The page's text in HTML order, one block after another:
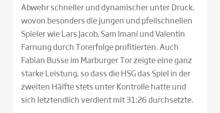
Abwehr schneller und dynamischer unter Druck,
wovon besonders die jungen und pfeilschnellen
Spieler wie Lars Jacob, Sam Imani und Valentin
Farnung durch Torerfolge profitierten. Auch
Fabian Busse im Marburger Tor zeigte eine ganz
starke Leistung, so dass die HSG das Spiel in der
zweiten Hälfte stets unter Kontrolle hatte und
sich letztendlich verdient mit 31:26 durchsetzte.